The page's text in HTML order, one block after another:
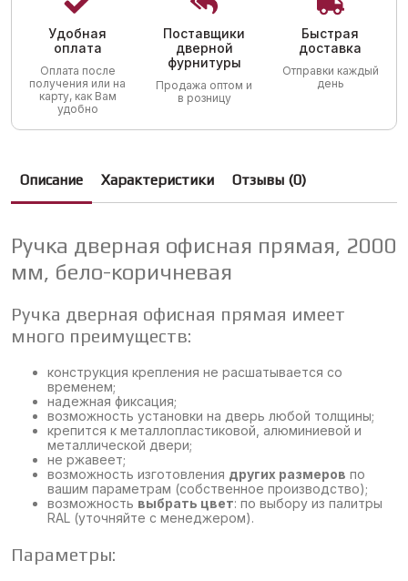
бело-
Удобная
оплата
Оплата после
получения или на
карту, как Вам
удобно
Поставщики
дверной
фурнитуры
Продажа оптом и
в розницу
Быстрая
доставка
Отправки каждый
день
Описание Характеристики Отзывы (0)
Ручка дверная офисная прямая, 2000
мм, бело-коричневая
Ручка дверная офисная прямая имеет
много преимуществ:
конструкция крепления не расшатывается со
временем;
надежная фиксация;
возможность установки на дверь любой толщины;
крепится к металлопластиковой, алюминиевой и
металлической двери;
не ржавеет;
возможность изготовления других размеров по
вашим параметрам (собственное производство);
возможность выбрать цвет: по выбору из палитры
RAL (уточняйте с менеджером).
Параметры: